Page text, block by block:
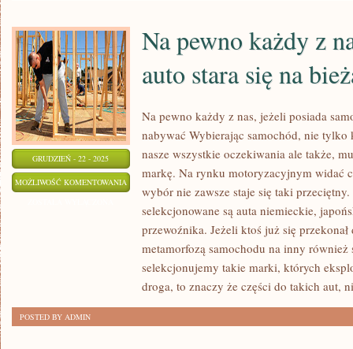
GRUDZIEŃ - 22 - 2025
MOŻLIWOŚĆ KOMENTOWANIA
PEWNO
Na pewno każdy z
auto stara się na
Na pewno każdy z nas, jeżeli posiada
nabywać Wybierając samochód, nie tylko
nasze wszystkie oczekiwania ale także,
markę. Na rynku motoryzacyjnym widać
wybór nie zawsze staje się taki
selekcjonowane są auta niemieckie,
przewoźnika. Jeżeli ktoś już się
metamorfozą samochodu na inny również
selekcjonujemy takie marki, których
droga, to znaczy że części do takich aut,
POSTED BY ADMIN